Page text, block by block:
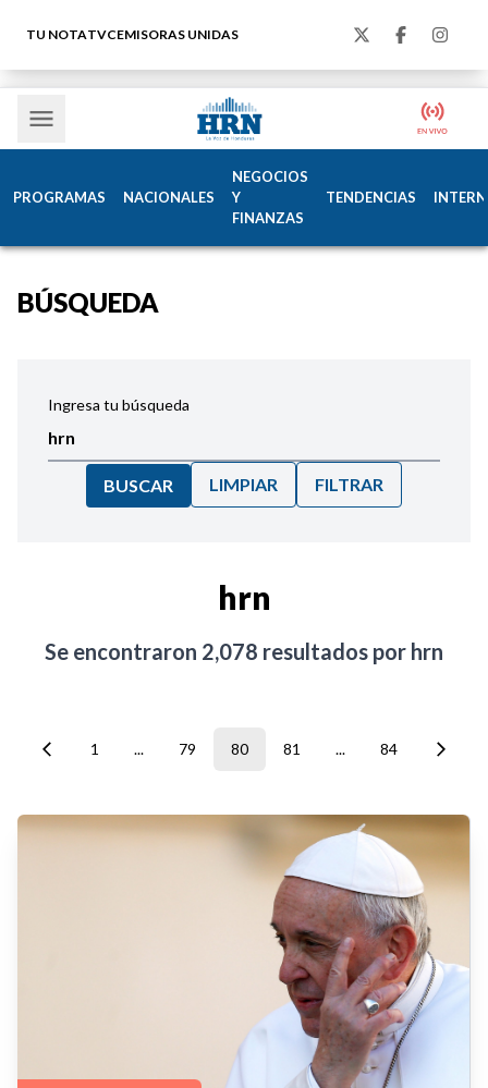
TU NOTATVCEMISORAS UNIDAS
PROGRAMAS NACIONALES
NEGOCIOS
Y
FINANZAS
TENDENCIAS
BÚSQUEDA
Ingresa tu búsqueda
BUSCAR LIMPIAR FILTRAR
hrn
Se encontraron 2,078 resultados por hrn
1 ... 79 80 81 ... 84